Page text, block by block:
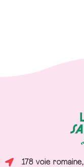
178 voie